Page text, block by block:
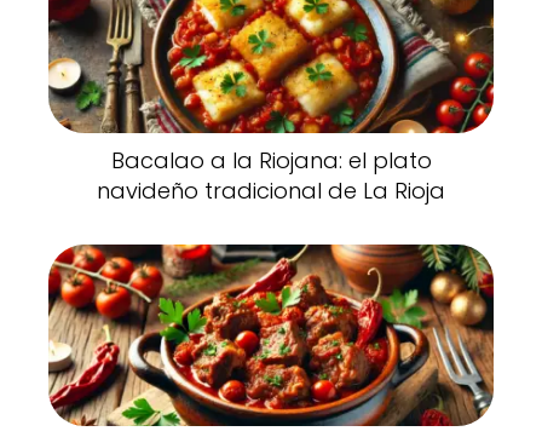
Bacalao a la Riojana: el plato
navideño tradicional de La Rioja